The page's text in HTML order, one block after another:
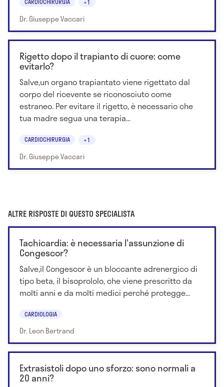
+1
Dr. Giuseppe Vaccari
Rigetto dopo il trapianto di cuore: come
evitarlo?
Salve,un organo trapiantato viene rigettato dal
corpo del ricevente se riconosciuto come
estraneo. Per evitare il rigetto, è necessario che
tua madre segua una terapia...
CARDIOCHIRURGIA +1
Dr. Giuseppe Vaccari
ALTRE RISPOSTE DI QUESTO SPECIALISTA
Tachicardia: è necessaria l'assunzione di
Congescor?
Salve,il Congescor è un bloccante adrenergico di
tipo beta, il bisoprololo, che viene prescritto da
molti anni e da molti medici perché protegge...
CARDIOLOGIA
Dr. Leon Bertrand
Extrasistoli dopo uno sforzo: sono normali a
20 anni?